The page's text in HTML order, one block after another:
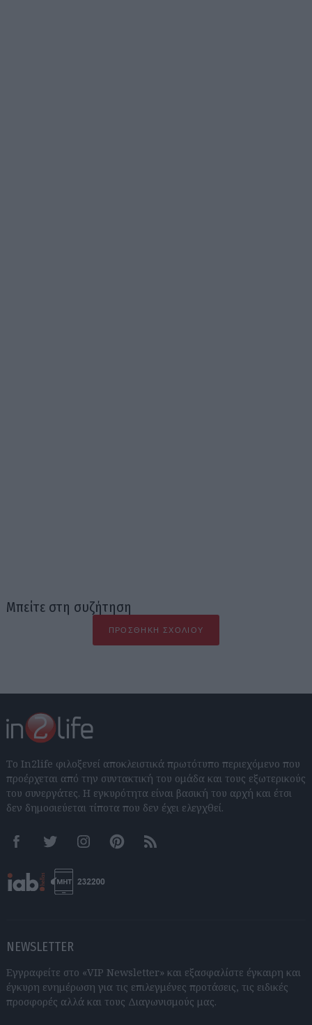
Μπείτε στη συζήτηση
ΠΡΟΣΘΉΚΗ ΣΧΟΛΊΟΥ
Το In2life φιλοξενεί αποκλειστικά πρωτότυπο περιεχόμενο που
προέρχεται από την συντακτική του ομάδα και τους εξωτερικούς
του συνεργάτες. Η εγκυρότητα είναι βασική του αρχή και έτσι
δεν δημοσιεύεται τίποτα που δεν έχει ελεγχθεί.
FacebookTwitter InstagramPinterestRSS feeds
NEWSLETTER
Εγγραφείτε στο «VIP Newsletter» και εξασφαλίστε έγκαιρη και
έγκυρη ενημέρωση για τις επιλεγμένες προτάσεις, τις ειδικές
προσφορές αλλά και τους Διαγωνισμούς μας.